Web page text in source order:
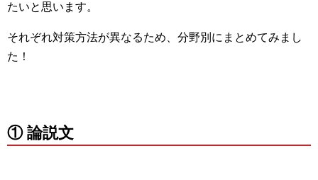
たいと思います。
それぞれ対策方法が異なるため、分野別にまとめてみまし
た！
① 論説文